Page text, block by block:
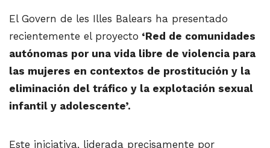
El Govern de les Illes Balears ha presentado
recientemente el proyecto ‘Red de comunidades
autónomas por una vida libre de violencia para
las mujeres en contextos de prostitución y la
eliminación del tráfico y la explotación sexual
infantil y adolescente’.
Este iniciativa, liderada precisamente por